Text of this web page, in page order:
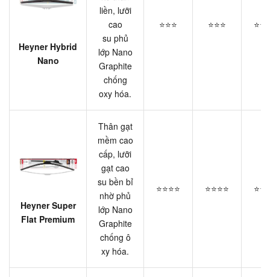
Heyner Hybrid
Nano
liền, lưỡi
cao
su phủ
lớp Nano
Graphite
chống
oxy hóa.
⭐⭐⭐ ⭐⭐⭐
Heyner Super
Flat Premium
Thân gạt
mềm cao
cấp, lưỡi
gạt cao
su bền bỉ
nhờ phủ
lớp Nano
Graphite
chống ô
xy hóa.
⭐⭐⭐⭐ ⭐⭐⭐⭐